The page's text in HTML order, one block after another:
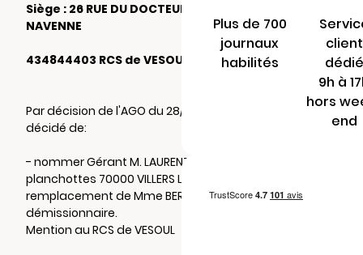
Siège : 26 RUE DU DOCTEUR ROUX 70000
NAVENNE
434844403 RCS de VESOUL
Par décision de l'AGO du 28/09/2020, il a été
décidé de:
- nommer Gérant M. LAURENT Alexis 6 rue des
planchottes 70000 VILLERS LE SEC en
remplacement de Mme BERTHENAND Isabelle
démissionnaire.
Mention au RCS de VESOUL
Plus de 700
journaux
habilités
client
dédié
9h à
hors
end